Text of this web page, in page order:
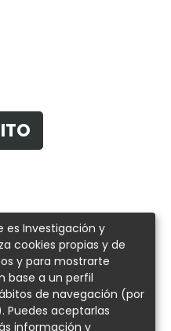
es Investigación y
cookies propias y de
y para mostrarte
base a un perfil
de navegación (por
Puedes aceptarlas
información y